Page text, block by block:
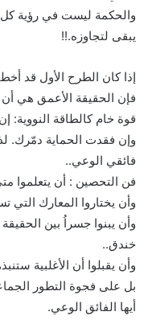
والحكمة ليست في رؤية كل
يبقى لتجاوزه.!!
إذا كان الطرح الأول قد
فإن الحقيقة الأعمق هي
قوة خام كالطاقة النووية:
وإن فقدت الحماية دمّرك.
فائقي الوعي..
فن التحصين : أن يتعلموا
وأن يختاروا المعارك التي
وأن يبنوا جسراُ بين الحقيقة
خندق..
وأن يقبلوا أن الأغلبية
بل على فجوة التطور
أيها الفائق الوعي.